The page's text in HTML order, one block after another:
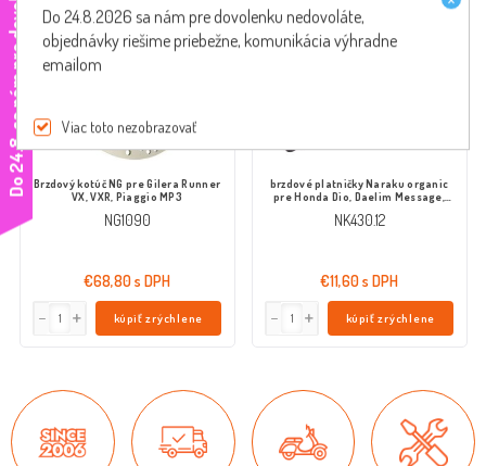
Brzdový kotúč NG pre Gilera Runner
VX, VXR, Piaggio MP3
NG1090
€68,80 s DPH
kúpiť zrýchlene
brzdové platničky Naraku organic
pre Honda Dio, Daelim Message,
NK430.12
€11,60 s DPH
kúpiť zrýchlene
D
o
2
4
.
8
.
s
a
n
á
m
p
r
e
d
o
v
o
l
e
n
k
u
n
e
d
o
v
o
l
á
t
Do 24.8.2026 sa nám pre dovolenku nedovoláte,
objednávky riešime priebežne, komunikácia výhradne
emailom
Viac toto nezobrazovať